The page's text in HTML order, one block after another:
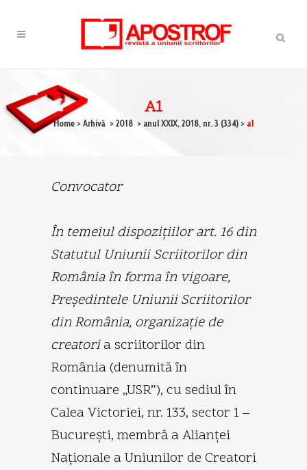
A1
Home> Arhivă > 2018 > anul XXIX, 2018, nr. 3 (334)> a1
Convocator
În temeiul dispoziţiilor art. 16 din
Statutul Uniunii Scriitorilor din
România în forma în vigoare,
Preşedintele Uniunii Scriitorilor
din România, organizaţie de
creatoria scriitorilor din
România (denumită în
continuare „USR”), cu sediul în
Calea Victoriei, nr. 133, sector 1 –
Bucureşti, membră a Alianţei
Naţionale a Uniunilor de Creatori